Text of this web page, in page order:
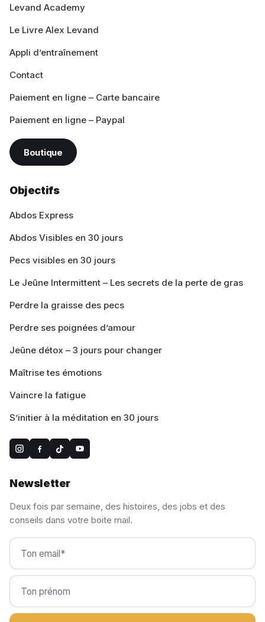
Levand Academy
Le Livre Alex Levand
Appli d’entraînement
Contact
Paiement en ligne – Carte bancaire
Paiement en ligne – Paypal
Boutique
Objectifs
Abdos Express
Abdos Visibles en 30 jours
Pecs visibles en 30 jours
Le Jeûne Intermittent – Les secrets de la perte de gras
Perdre la graisse des pecs
Perdre ses poignées d’amour
Jeûne détox – 3 jours pour changer
Maîtrise tes émotions
Vaincre la fatigue
S’initier à la méditation en 30 jours
Newsletter
Deux fois par semaine, des histoires, des jobs et des
conseils dans votre boite mail.